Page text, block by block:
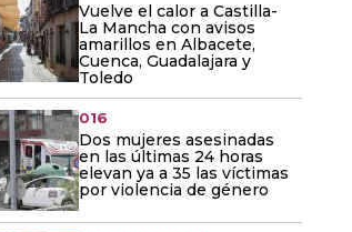
Vuelve el calor a Castilla-
La Mancha con avisos
amarillos en Albacete,
Cuenca, Guadalajara y
Toledo
016
Dos mujeres asesinadas
en las últimas 24 horas
elevan ya a 35 las víctimas
por violencia de género